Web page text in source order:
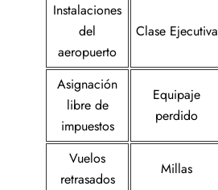
Instalaciones
del
aeropuerto
Clase Ejecutiva
Asignación
libre de
impuestos
Equipaje
perdido
Vuelos
retrasados
Millas